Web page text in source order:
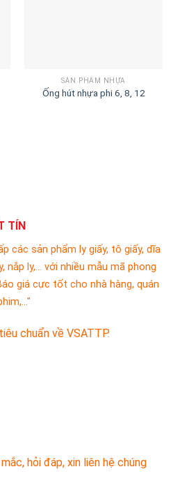
SẢN PHẨM NHỰA
Ống hút nhựa phi 6, 8, 12
TÍN
các sản phẩm ly giấy, tô giấy, dĩa
nắp ly,... với nhiều mẫu mã phong
giá cực tốt cho nhà hàng, quán
chuẩn về VSATTP.
hỏi đáp, xin liên hệ chúng